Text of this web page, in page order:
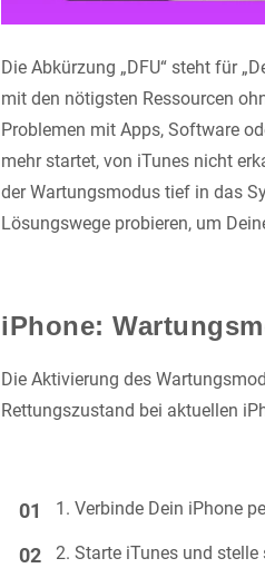
Die Abkürzung „DFU“ steht für
mit den nötigsten Ressourcen
Problemen mit Apps, Software
mehr startet, von iTunes nicht
der Wartungsmodus tief in das
Lösungswege probieren, um
iPhone:
Die Aktivierung des
Rettungszustand bei aktuellen
Verbinde Dein iPhone
Starte iTunes und